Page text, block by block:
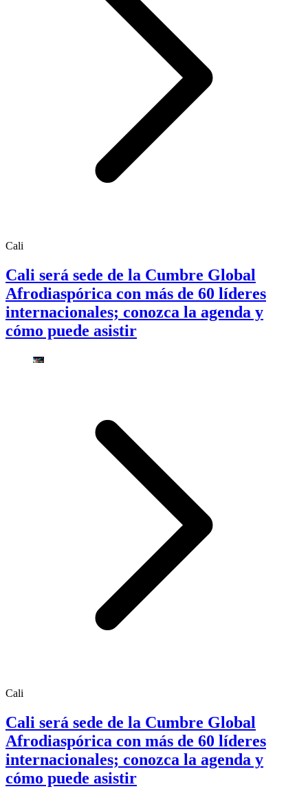
Cali
Cali será sede de la Cumbre Global
Afrodiaspórica con más de 60 líderes
internacionales; conozca la agenda y
cómo puede asistir
Cali
Cali será sede de la Cumbre Global
Afrodiaspórica con más de 60 líderes
internacionales; conozca la agenda y
cómo puede asistir